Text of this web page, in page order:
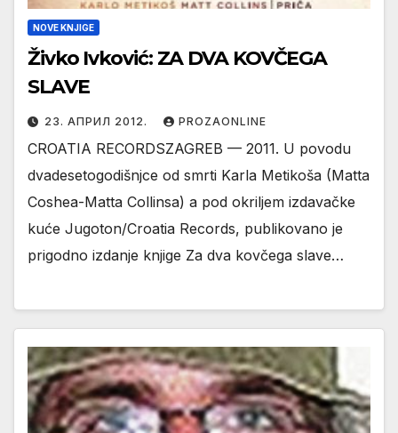
NOVE KNJIGE
Živko Ivković: ZA DVA KOVČEGA
SLAVE
23. АПРИЛ 2012. PROZAONLINE
CROATIA RECORDSZAGREB — 2011. U povodu
dvadesetogodišnjce od smrti Karla Metikoša (Matta
Coshea-Matta Collinsa) a pod okriljem izdavačke
kuće Jugoton/Croatia Records, publikovano je
prigodno izdanje knjige Za dva kovčega slave…